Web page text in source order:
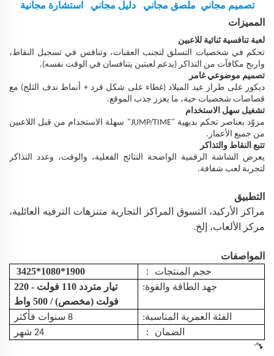
تصميم مجاني
ملصق مجاني دليل مجاني
استشارة مجانية
المميزات
لعبة تنافسية ثنائية للاعبين
تحكم في شخصيات التسلق لتجنب العقبات، وتنافس في تسجيل النقاط،
واربح مكافآت من التذاكر (يدعم لعبتين يتنافسان في الوقت نفسه).
تصميم موضوعي غامر
ديكور على طراز عيد الميلاد (غطاء على شكل قرد + أنماط ندف الثلج) مع
قصاصات شخصيات حية، ما يعزز جذب الموقع.
تشغيل سهل الاستخدام
مزوّد بعناصر تحكم بديهية "JUMP/TIME" سهلة الاستخدام من قبل اللاعبين
من جميع الأعمار.
تتبع النقاط والتذاكر
يعرض الشاشة الرقمية الواضحة النتائج الفعلية، والوقت، وعدد التذاكر
لتجربة لعب شفافة.
التطبيق
مراكز الأركيد،
التسوق المراكز التجارية متنزهات الترفيه العائلية،
مركز الألعاب، إلخ.
المواصفات
حجم المنتجات
：
1900*1080*3425
جهد الطاقة والقوة:
تيار متردد 110 فولت - 220
فولت (مخصص) / 500 واط
الفئة العمرية المناسبة:
8 سنوات فأكثر
الضمان
： 24 شهر